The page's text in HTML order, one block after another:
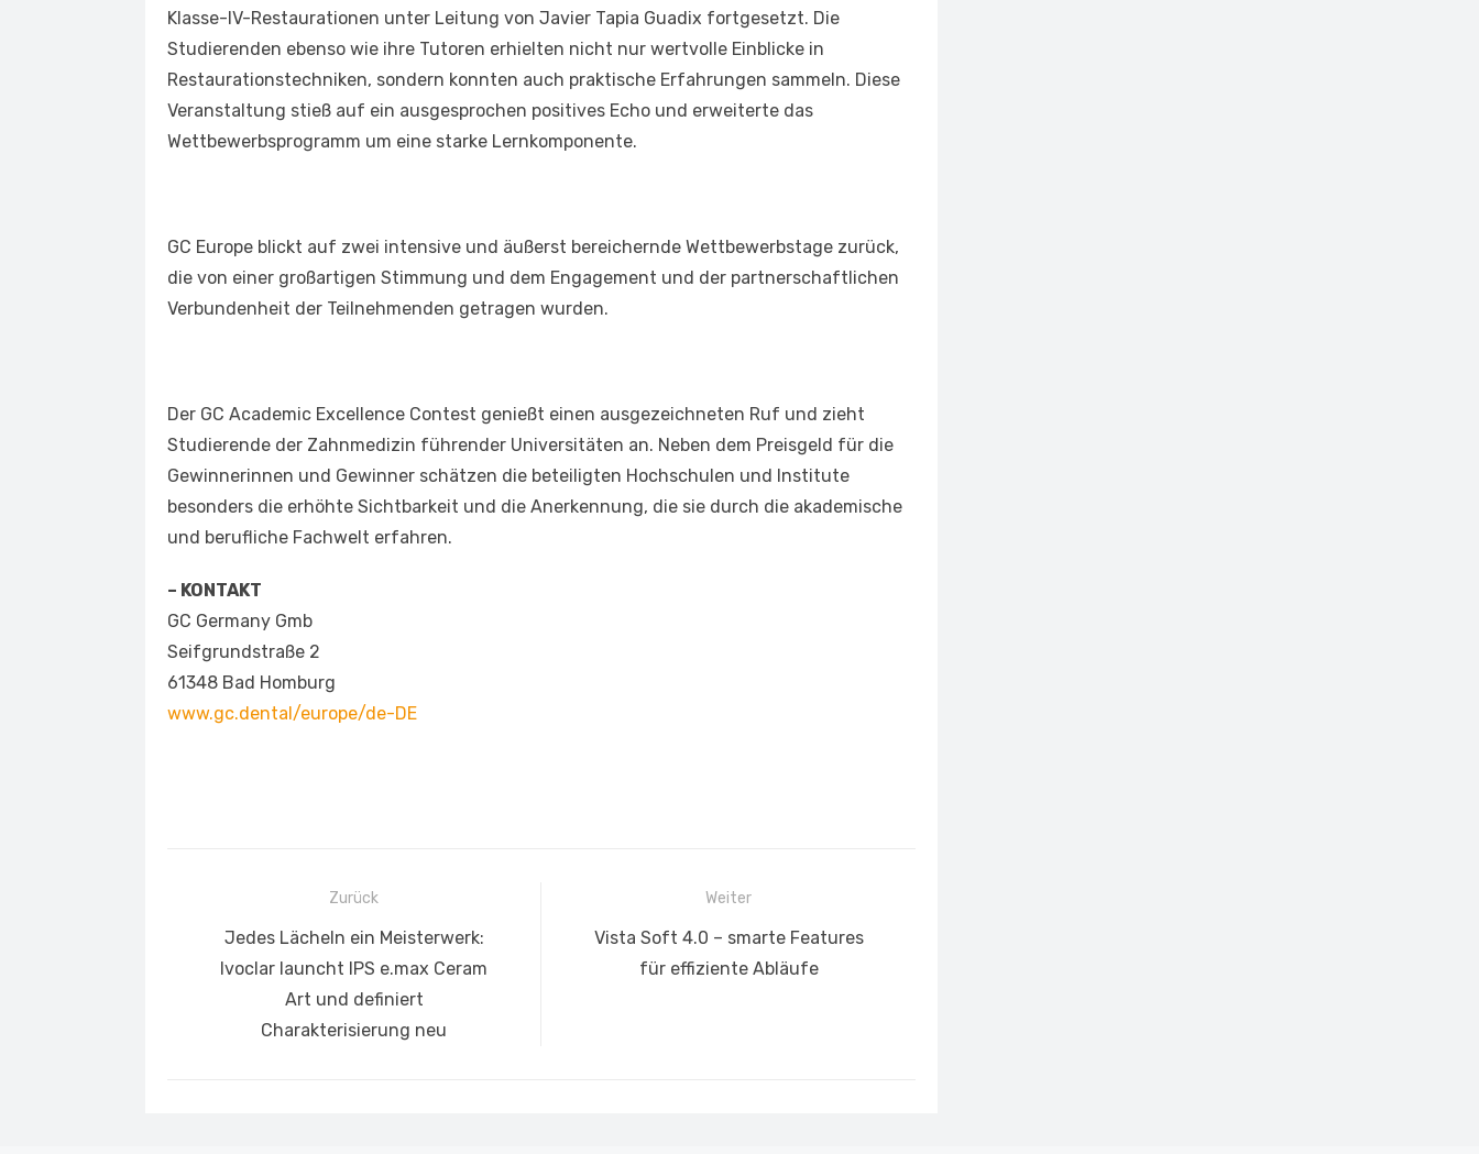
Klasse-IV-Restaurationen unter Leitung von Javier Tapia Guadix fortgesetzt. Die
Studierenden ebenso wie ihre Tutoren erhielten nicht nur wertvolle Einblicke in
Restaurationstechniken, sondern konnten auch praktische Erfahrungen sammeln. Diese
Veranstaltung stieß auf ein ausgesprochen positives Echo und erweiterte das
Wettbewerbsprogramm um eine starke Lernkomponente.
GC Europe blickt auf zwei intensive und äußerst bereichernde Wettbewerbstage zurück,
die von einer großartigen Stimmung und dem Engagement und der partnerschaftlichen
Verbundenheit der Teilnehmenden getragen wurden.
Der GC Academic Excellence Contest genießt einen ausgezeichneten Ruf und zieht
Studierende der Zahnmedizin führender Universitäten an. Neben dem Preisgeld für die
Gewinnerinnen und Gewinner schätzen die beteiligten Hochschulen und Institute
besonders die erhöhte Sichtbarkeit und die Anerkennung, die sie durch die akademische
und berufliche Fachwelt erfahren.
– KONTAKT
GC Germany Gmb
Seifgrundstraße 2
61348 Bad Homburg
www.gc.dental/europe/de-DE
Beitragsnavigation
Zurück
Vorheriger
Beitrag:
Jedes Lächeln ein Meisterwerk:
Ivoclar launcht IPS e.max Ceram
Art und definiert
Charakterisierung neu
Weiter
Nächster
Beitrag:
Vista Soft 4.0 – smarte Features
für effiziente Abläufe